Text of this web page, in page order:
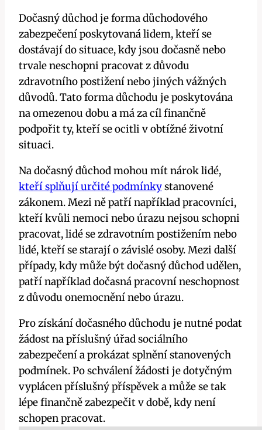
Dočasný důchod je forma důchodového
zabezpečení poskytovaná lidem, kteří se
dostávají do situace, kdy jsou dočasně nebo
trvale neschopni pracovat z důvodu
zdravotního postižení nebo jiných vážných
důvodů. Tato forma důchodu je poskytována
na omezenou dobu a má za cíl finančně
podpořit ty, kteří se ocitli v obtížné životní
situaci.
Na dočasný důchod mohou mít nárok lidé,
kteří splňují určité podmínkystanovené
zákonem. Mezi ně patří například pracovníci,
kteří kvůli nemoci nebo úrazu nejsou schopni
pracovat, lidé se zdravotním postižením nebo
lidé, kteří se starají o závislé osoby. Mezi další
případy, kdy může být dočasný důchod udělen,
patří například dočasná pracovní neschopnost
z důvodu onemocnění nebo úrazu.
Pro získání dočasného důchodu je nutné podat
žádost na příslušný úřad sociálního
zabezpečení a prokázat splnění stanovených
podmínek. Po schválení žádosti je dotyčným
vyplácen příslušný příspěvek a může se tak
lépe finančně zabezpečit v době, kdy není
schopen pracovat.